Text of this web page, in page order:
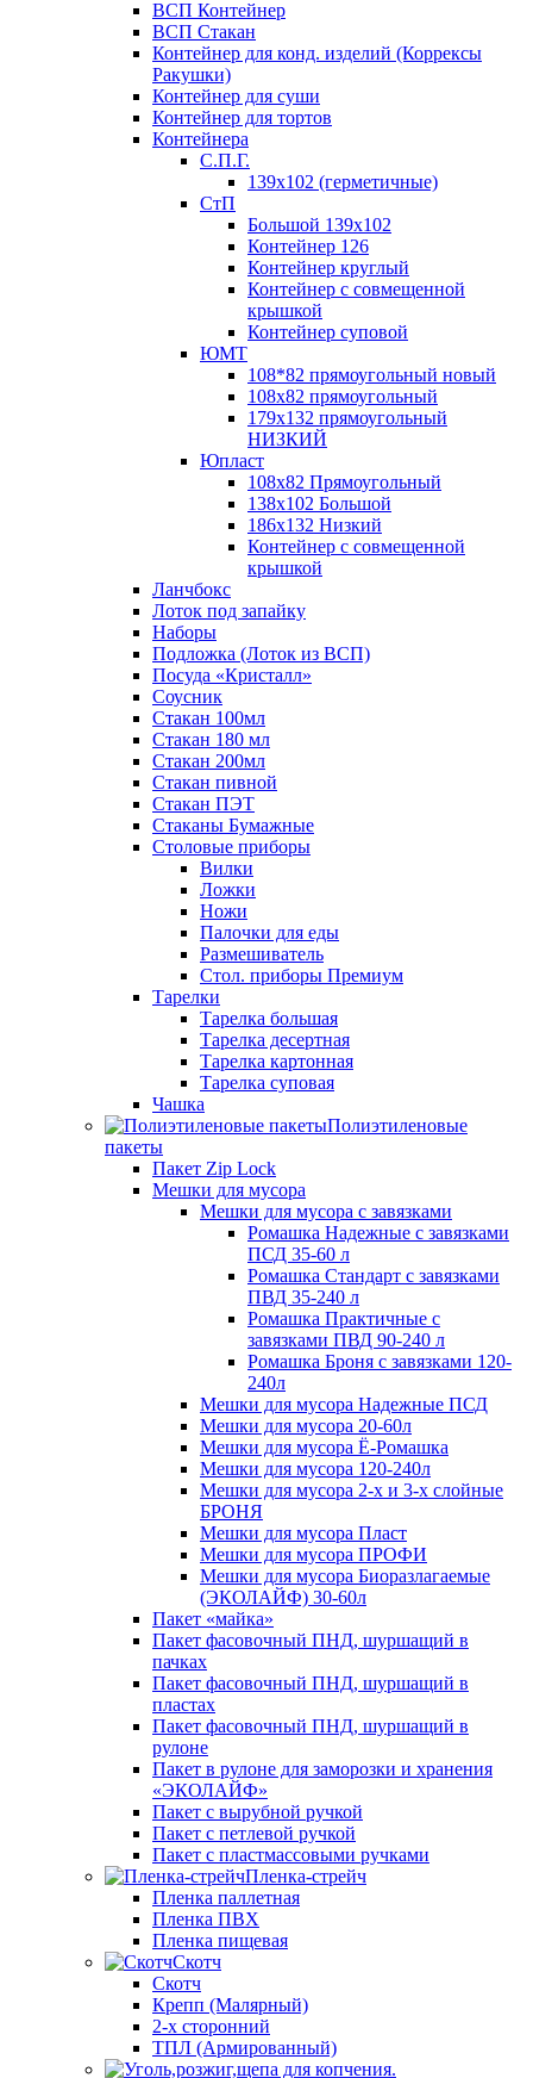
ВСП Контейнер
ВСП Стакан
Контейнер для конд. изделий (Коррексы
Ракушки)
Контейнер для суши
Контейнер для тортов
Контейнера
С.П.Г.
139х102 (герметичные)
СтП
Большой 139х102
Контейнер 126
Контейнер круглый
Контейнер с совмещенной
крышкой
Контейнер суповой
ЮМТ
108*82 прямоугольный новый
108х82 прямоугольный
179х132 прямоугольный
НИЗКИЙ
Юпласт
108х82 Прямоугольный
138х102 Большой
186х132 Низкий
Контейнер с совмещенной
крышкой
Ланчбокс
Лоток под запайку
Наборы
Подложка (Лоток из ВСП)
Посуда «Кристалл»
Соусник
Стакан 100мл
Стакан 180 мл
Стакан 200мл
Стакан пивной
Стакан ПЭТ
Стаканы Бумажные
Столовые приборы
Вилки
Ложки
Ножи
Палочки для еды
Размешиватель
Стол. приборы Премиум
Тарелки
Тарелка большая
Тарелка десертная
Тарелка картонная
Тарелка суповая
Чашка
Полиэтиленовые
пакеты
Пакет Zip Lock
Мешки для мусора
Мешки для мусора с завязками
Ромашка Надежные с завязками
ПСД 35-60 л
Ромашка Стандарт с завязками
ПВД 35-240 л
Ромашка Практичные с
завязками ПВД 90-240 л
Ромашка Броня с завязками 120-
240л
Мешки для мусора Надежные ПСД
Мешки для мусора 20-60л
Мешки для мусора Ё-Ромашка
Мешки для мусора 120-240л
Мешки для мусора 2-х и 3-х слойные
БРОНЯ
Мешки для мусора Пласт
Мешки для мусора ПРОФИ
Мешки для мусора Биоразлагаемые
(ЭКОЛАЙФ) 30-60л
Пакет «майка»
Пакет фасовочный ПНД, шуршащий в
пачках
Пакет фасовочный ПНД, шуршащий в
пластах
Пакет фасовочный ПНД, шуршащий в
рулоне
Пакет в рулоне для заморозки и хранения
«ЭКОЛАЙФ»
Пакет с вырубной ручкой
Пакет с петлевой ручкой
Пакет с пластмассовыми ручками
Пленка-стрейч
Пленка паллетная
Пленка ПВХ
Пленка пищевая
Скотч
Скотч
Крепп (Малярный)
2-х сторонний
ТПЛ (Армированный)